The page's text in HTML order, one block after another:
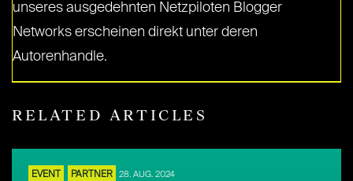
unseres ausgedehnten Netzpiloten Blogger
Networks erscheinen direkt unter deren
Autorenhandle.
RELATED ARTICLES
EVENT PARTNER 28. AUG. 2024